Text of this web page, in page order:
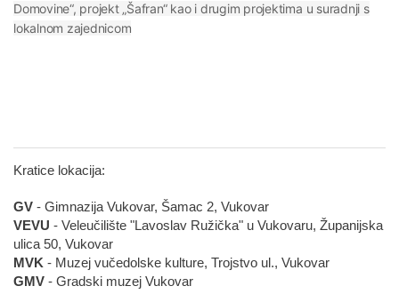
Domovine“, projekt „Šafran“ kao i drugim projektima u suradnji s
lokalnom zajednicom
Kratice lokacija:
GV - Gimnazija Vukovar, Šamac 2, Vukovar
VEVU - Veleučilište "Lavoslav Ružička" u Vukovaru, Županijska
ulica 50, Vukovar
MVK - Muzej vučedolske kulture, Trojstvo ul., Vukovar
GMV - Gradski muzej Vukovar